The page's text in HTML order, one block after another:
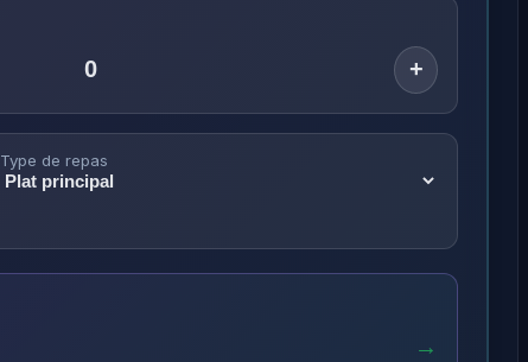
+
Type de repas
→